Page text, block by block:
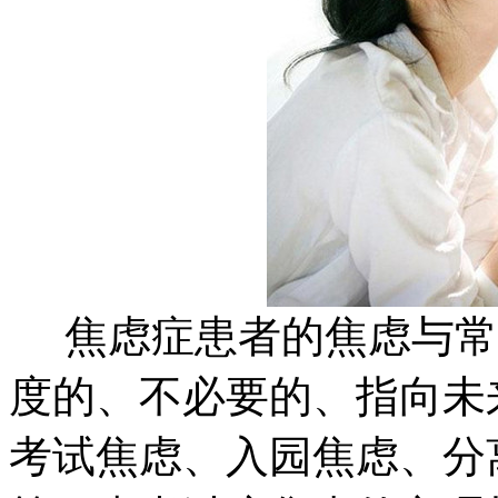
焦虑症患者的焦虑与
度的、不必要的、指向
考试焦虑、入园焦虑、